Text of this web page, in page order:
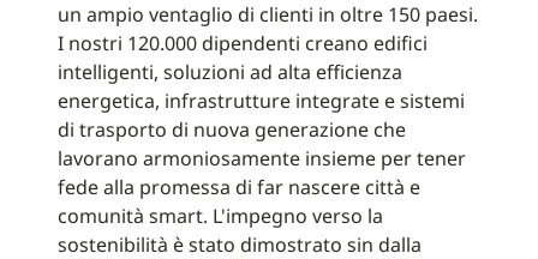
un ampio ventaglio di clienti in oltre 150 paesi.
I nostri 120.000 dipendenti creano edifici
intelligenti, soluzioni ad alta efficienza
energetica, infrastrutture integrate e sistemi
di trasporto di nuova generazione che
lavorano armoniosamente insieme per tener
fede alla promessa di far nascere città e
comunità smart. L'impegno verso la
sostenibilità è stato dimostrato sin dalla